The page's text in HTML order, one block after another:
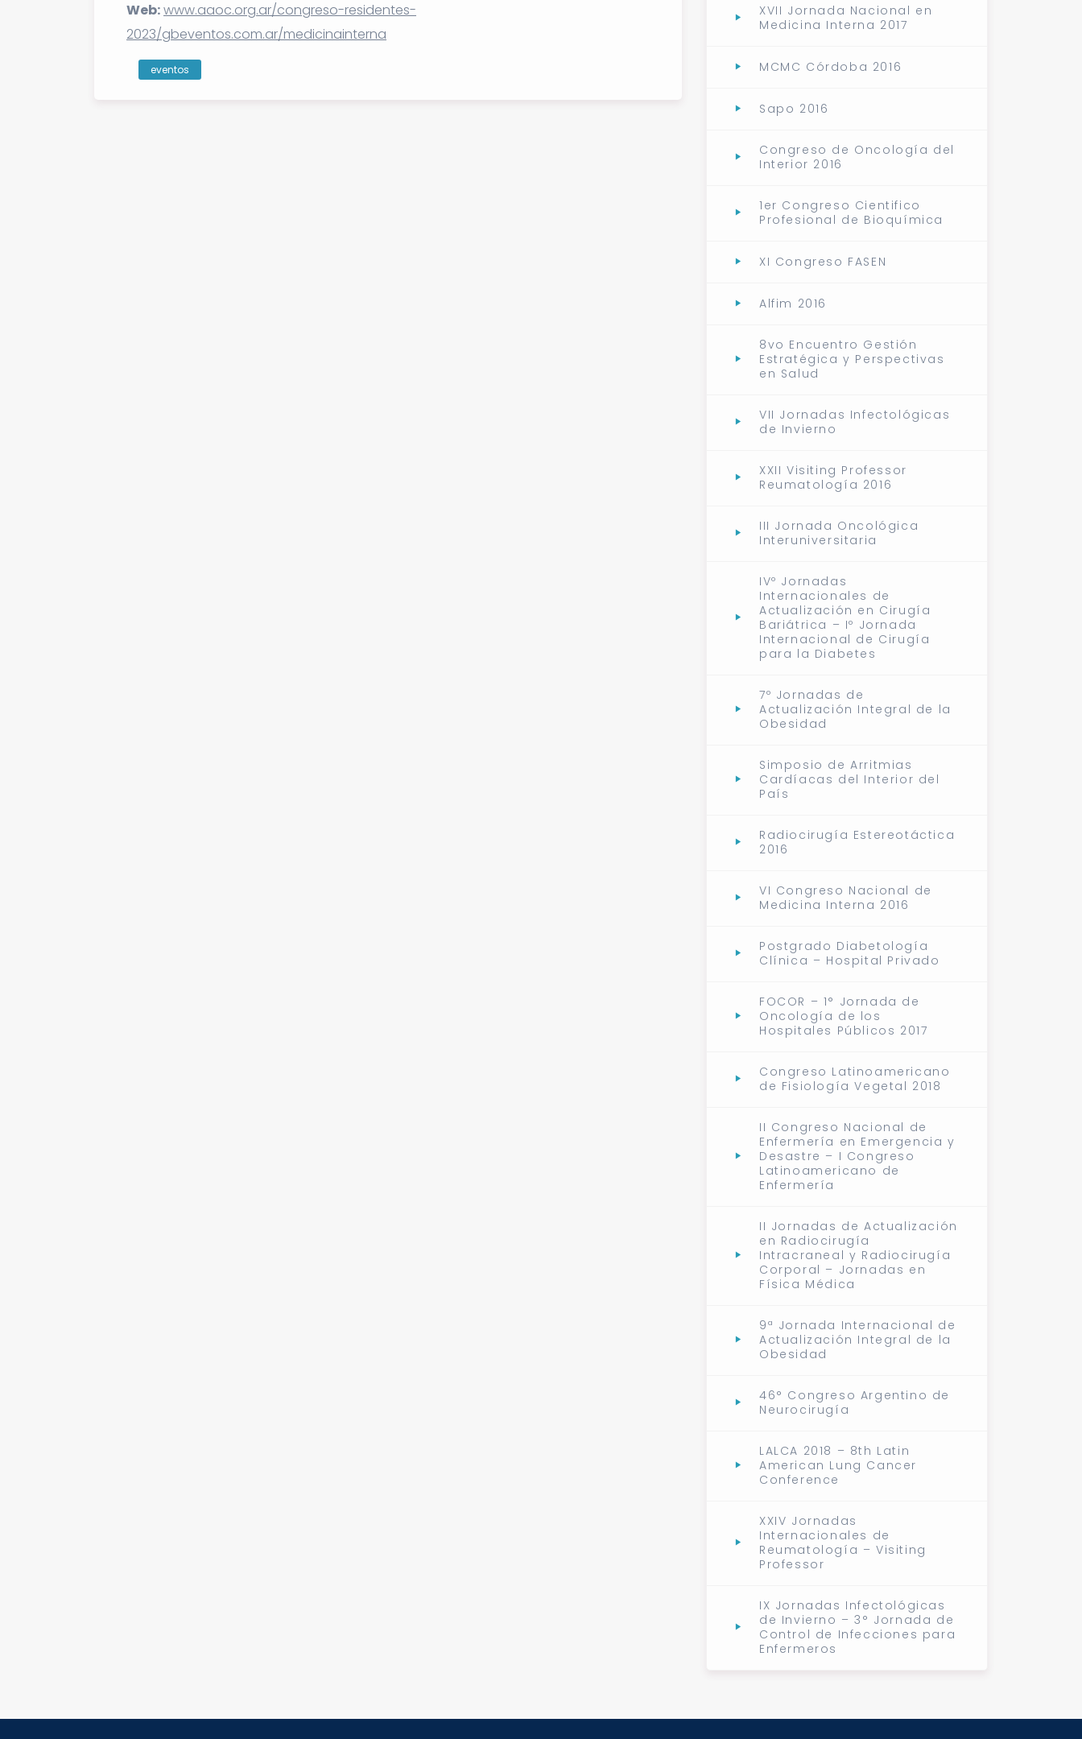
Web:www.aaoc.org.ar/congreso-residentes-
2023/gbeventos.com.ar/medicinainterna
eventos
XVII Jornada Nacional en
Medicina Interna 2017
MCMC Córdoba 2016
Sapo 2016
Congreso de Oncología del
Interior 2016
1er Congreso Cientifico
Profesional de Bioquímica
XI Congreso FASEN
Alfim 2016
8vo Encuentro Gestión
Estratégica y Perspectivas
en Salud
VII Jornadas Infectológicas
de Invierno
XXII Visiting Professor
Reumatología 2016
III Jornada Oncológica
Interuniversitaria
IVº Jornadas
Internacionales de
Actualización en Cirugía
Bariátrica – Iº Jornada
Internacional de Cirugía
para la Diabetes
7º Jornadas de
Actualización Integral de la
Obesidad
Simposio de Arritmias
Cardíacas del Interior del
País
Radiocirugía Estereotáctica
2016
VI Congreso Nacional de
Medicina Interna 2016
Postgrado Diabetología
Clínica – Hospital Privado
FOCOR – 1° Jornada de
Oncología de los
Hospitales Públicos 2017
Congreso Latinoamericano
de Fisiología Vegetal 2018
II Congreso Nacional de
Enfermería en Emergencia y
Desastre – I Congreso
Latinoamericano de
Enfermería
II Jornadas de Actualización
en Radiocirugía
Intracraneal y Radiocirugía
Corporal – Jornadas en
Física Médica
9ª Jornada Internacional de
Actualización Integral de la
Obesidad
46° Congreso Argentino de
Neurocirugía
LALCA 2018 – 8th Latin
American Lung Cancer
Conference
XXIV Jornadas
Internacionales de
Reumatología – Visiting
Professor
IX Jornadas Infectológicas
de Invierno – 3° Jornada de
Control de Infecciones para
Enfermeros